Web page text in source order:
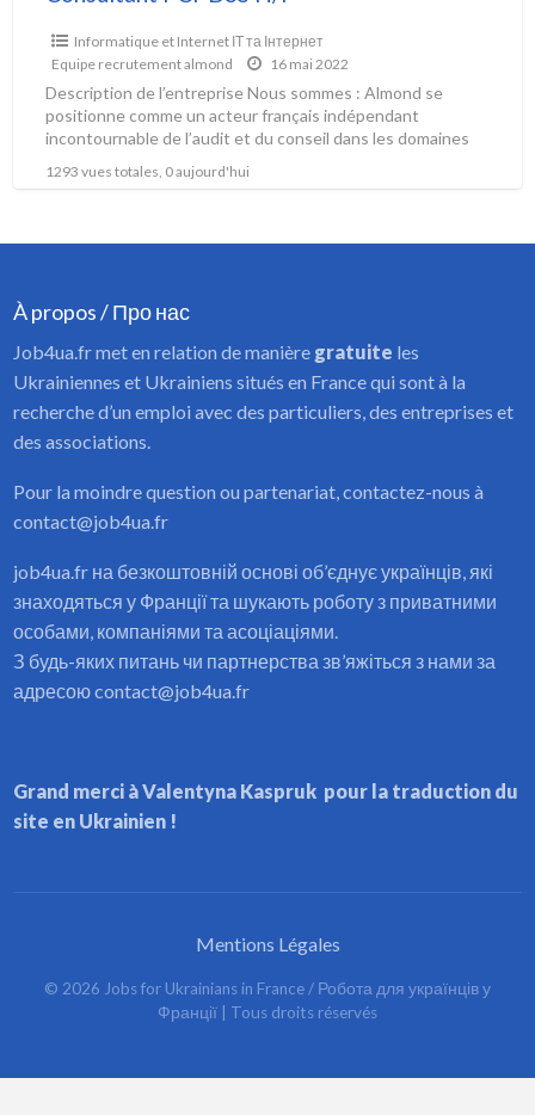
Informatique et Internet ІТ та Інтернет
Equipe recrutement almond
16 mai 2022
Description de l’entreprise Nous sommes : Almond se
positionne comme un acteur français indépendant
incontournable de l’audit et du conseil dans les domaines
1293 vues totales, 0 aujourd'hui
À propos / Про нас
Job4ua.fr met en relation de manière gratuite les
Ukrainiennes et Ukrainiens situés en France qui sont à la
recherche d’un emploi avec des particuliers, des entreprises et
des associations.
Pour la moindre question ou partenariat, contactez-nous à
contact@job4ua.fr
job4ua.fr на безкоштовній основі об’єднує українців, які
знаходяться у Франції та шукають роботу з приватними
особами, компаніями та асоціаціями.
З будь-яких питань чи партнерства зв’яжіться з нами за
адресою contact@job4ua.fr
Grand merci à Valentyna Kaspruk pour la traduction du
site en Ukrainien !
Mentions Légales
© 2026 Jobs for Ukrainians in France / Робота для українців у
Франції | Tous droits réservés